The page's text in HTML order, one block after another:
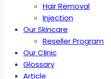
Hair Removal
Injection
Our Skincare
Reseller Program
Our Clinic
Glossary
Article